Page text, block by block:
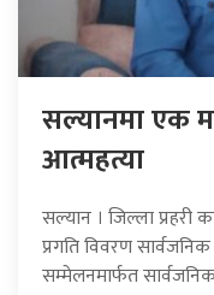
सल्यानमा एक
आत्महत्या
सल्यान । जिल्ला प्रहरी
प्रगति विवरण
सम्मेलनमार्फत